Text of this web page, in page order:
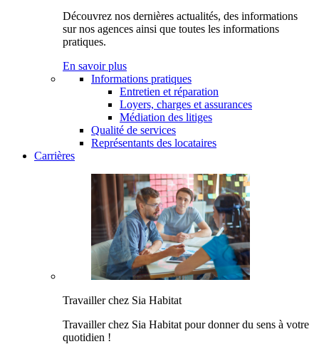
Découvrez nos dernières actualités, des informations
sur nos agences ainsi que toutes les informations
pratiques.
En savoir plus
Informations pratiques
Entretien et réparation
Loyers, charges et assurances
Médiation des litiges
Qualité de services
Représentants des locataires
Carrières
Travailler chez Sia Habitat
Travailler chez Sia Habitat pour donner du sens à votre
quotidien !